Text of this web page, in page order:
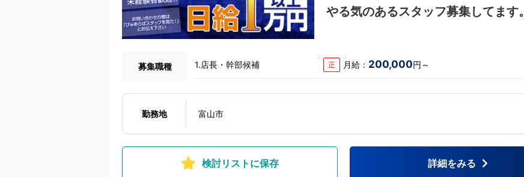
やる気のあるスタッフ募集してます。
募集職種 1.店長・幹部候補 正 月給： 200,000円～
勤務地 富山市
検討リストに保存 詳細をみる